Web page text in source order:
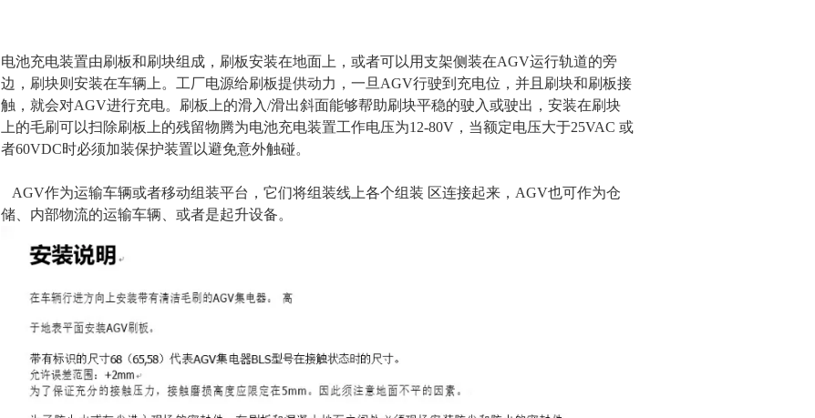
电池充电装置由刷板和刷块组成，刷板安装在地面上，或者可以用支架侧装在AGV运行轨道的旁
边，刷块则安装在车辆上。工厂电源给刷板提供动力，一旦AGV行驶到充电位，并且刷块和刷板接
触，就会对AGV进行充电。刷板上的滑入/滑出斜面能够帮助刷块平稳的驶入或驶出，安装在刷块
上的毛刷可以扫除刷板上的残留物腾为电池充电装置工作电压为12-80V，当额定电压大于25VAC 或
者60VDC时必须加装保护装置以避免意外触碰。
AGV作为运输车辆或者移动组装平台，它们将组装线上各个组装 区连接起来，AGV也可作为仓
储、内部物流的运输车辆、或者是起升设备。